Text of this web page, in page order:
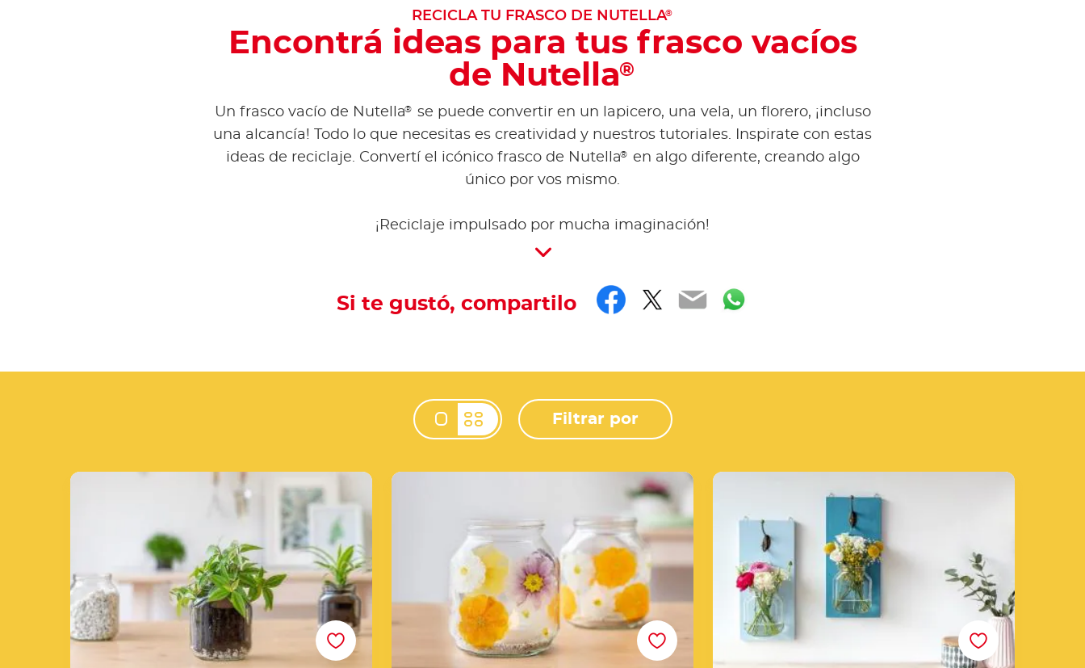
RECICLA TU FRASCO DE NUTELLA®
Encontrá ideas para tus frasco vacíos
de Nutella®
Un frasco vacío de Nutella®
se puede convertir en un lapicero, una vela, un florero, ¡incluso
una alcancía! Todo lo que necesitas es creatividad y nuestros tutoriales. Inspirate con estas
ideas de reciclaje. Convertí el icónico frasco de Nutella®
en algo diferente, creando algo
único por vos mismo.
¡Reciclaje impulsado por mucha imaginación!
Si te gustó, compartilo Facebook
Twitter
EmailWhatsApp
Change view mode of recipe list
Filtrar por
Hace una maceta con un frasco vacío de
Nutella®
Porta Vela Floral con frasco vacío de Nutella®
vacíos.